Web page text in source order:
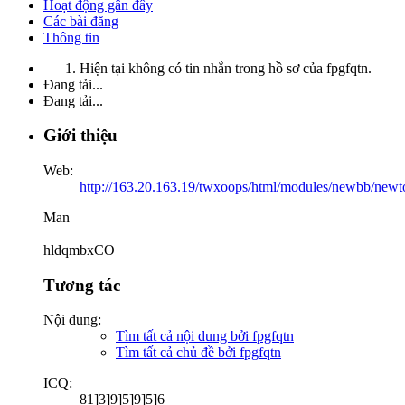
Hoạt động gần đây
Các bài đăng
Thông tin
Hiện tại không có tin nhắn trong hồ sơ của fpgfqtn.
Đang tải...
Đang tải...
Giới thiệu
Web:
http://163.20.163.19/twxoops/html/modules/newbb/
Man
hldqmbxCO
Tương tác
Nội dung:
Tìm tất cả nội dung bởi fpgfqtn
Tìm tất cả chủ đề bởi fpgfqtn
ICQ:
81]3]9]5]9]5]6